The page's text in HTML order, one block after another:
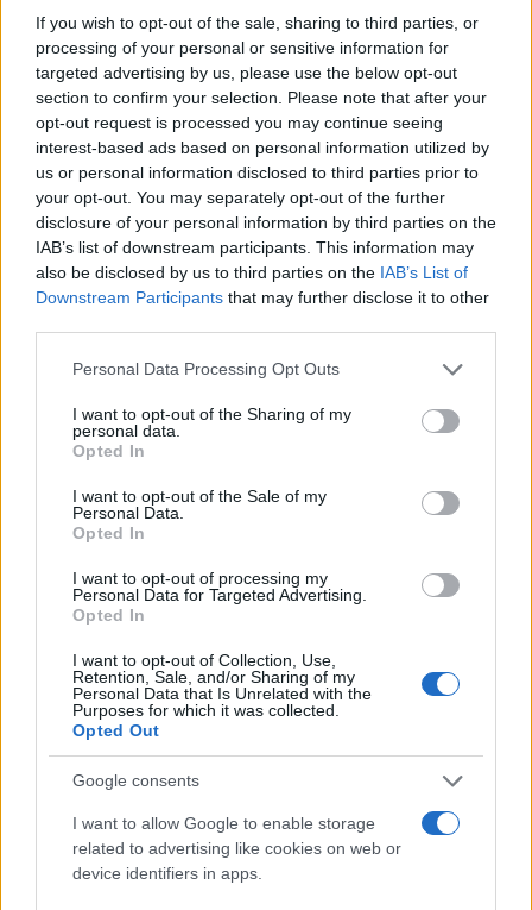
If you wish to opt-out of the sale, sharing to third parties, or
processing of your personal or sensitive information for
targeted advertising by us, please use the below opt-out
section to confirm your selection. Please note that after your
opt-out request is processed you may continue seeing
interest-based ads based on personal information utilized by
us or personal information disclosed to third parties prior to
your opt-out. You may separately opt-out of the further
disclosure of your personal information by third parties on the
IAB’s list of downstream participants. This information may
also be disclosed by us to third parties on the IAB’s List of
Downstream Participants that may further disclose it to other
Please note that this website/app uses one or more Google
not limited to your visit or usage behaviour. You may click to
grant or deny consent to Google and its third-party tags to
use your data for below specified purposes in below Google
consent section.
Personal Data Processing Opt Outs
I want to opt-out of the Sharing of my
personal data.
Opted In
I want to opt-out of the Sale of my
Personal Data.
Opted In
I want to opt-out of processing my
Personal Data for Targeted Advertising.
Opted In
I want to opt-out of Collection, Use,
Retention, Sale, and/or Sharing of my
Personal Data that Is Unrelated with the
Purposes for which it was collected.
Opted Out
Google consents
I want to allow Google to enable storage
related to advertising like cookies on web or
device identifiers in apps.
applicazioni innovative, mentre il 43% mira
esclusivamente ad espandere la copertura di rete.
Il panorama delle reti private 5G sta evolvendo
rapidamente, passando da meri progetti di
marketing a veri e propri asset infrastrutturali. Le
aziende stanno riconoscendo il valore del 5G, non
solo come strumento di connettività, ma come
chiave per l’innovazione dei processi e l’offerta di
AUTORE
Niccolò Conforti
startup napoletana in un incontro al Centro
Direzionale, sostenendo una linea editoriale
fintech, porta un dettaglio biografico:
mantiene un registro delle prime pitch a cui ha
assistito a Napoli.